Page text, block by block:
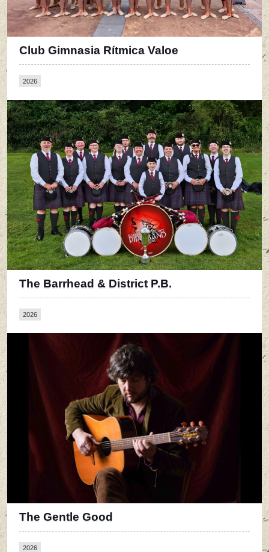
Club Gimnasia Rítmica Valoe
2026
The Barrhead & District P.B.
2026
The Gentle Good
2026